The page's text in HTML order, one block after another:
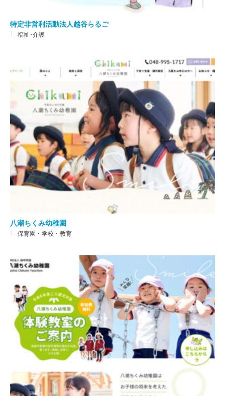
特定非営利活動法人越谷らるご
福祉･介護
八潮ちくみ幼稚園
保育園・学校・教育